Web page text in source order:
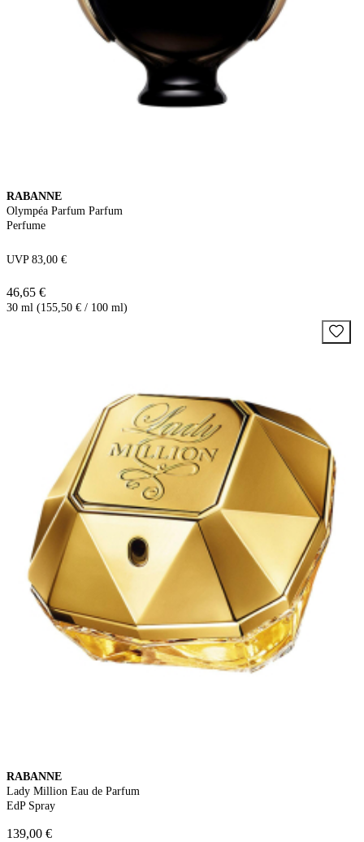
RABANNE
Olympéa Parfum Parfum
Perfume
UVP 83,00 €
46,65 €
30 ml (155,50 € / 100 ml)
RABANNE
Lady Million Eau de Parfum
EdP Spray
139,00 €